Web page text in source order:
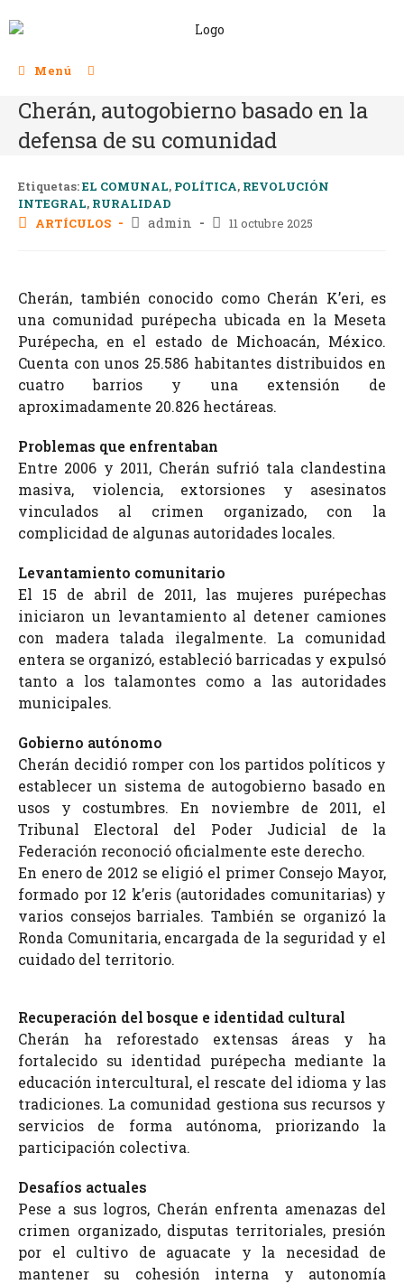
Menú
Cherán, autogobierno basado en la
defensa de su comunidad
Etiquetas:EL COMUNAL, POLÍTICA, REVOLUCIÓN
INTEGRAL, RURALIDAD
ARTÍCULOS
admin 11 octubre 2025
Cherán, también conocido como Cherán K’eri, es
una comunidad purépecha ubicada en la Meseta
Purépecha, en el estado de Michoacán, México.
Cuenta con unos 25.586 habitantes distribuidos en
cuatro barrios y una extensión de
aproximadamente 20.826 hectáreas.
Problemas que enfrentaban
Entre 2006 y 2011, Cherán sufrió tala clandestina
masiva, violencia, extorsiones y asesinatos
vinculados al crimen organizado, con la
complicidad de algunas autoridades locales.
Levantamiento comunitario
El 15 de abril de 2011, las mujeres purépechas
iniciaron un levantamiento al detener camiones
con madera talada ilegalmente. La comunidad
entera se organizó, estableció barricadas y expulsó
tanto a los talamontes como a las autoridades
municipales.
Gobierno autónomo
Cherán decidió romper con los partidos políticos y
establecer un sistema de autogobierno basado en
usos y costumbres. En noviembre de 2011, el
Tribunal Electoral del Poder Judicial de la
Federación reconoció oficialmente este derecho.
En enero de 2012 se eligió el primer Consejo Mayor,
formado por 12 k’eris (autoridades comunitarias) y
varios consejos barriales. También se organizó la
Ronda Comunitaria, encargada de la seguridad y el
cuidado del territorio.
Recuperación del bosque e identidad cultural
Cherán ha reforestado extensas áreas y ha
fortalecido su identidad purépecha mediante la
educación intercultural, el rescate del idioma y las
tradiciones. La comunidad gestiona sus recursos y
servicios de forma autónoma, priorizando la
participación colectiva.
Desafíos actuales
Pese a sus logros, Cherán enfrenta amenazas del
crimen organizado, disputas territoriales, presión
por el cultivo de aguacate y la necesidad de
mantener su cohesión interna y autonomía